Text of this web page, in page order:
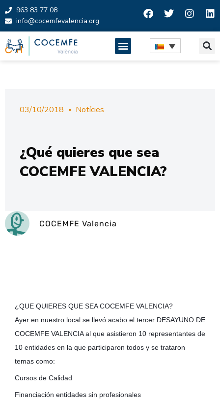
Skip
to
content
963 83 77 08
info@cocemfevalencia.org
03/10/2018 Notícies
¿Qué quieres que sea
COCEMFE VALENCIA?
COCEMFE Valencia
¿QUE QUIERES QUE SEA COCEMFE VALENCIA?
Ayer en nuestro local se llevó acabo el tercer DESAYUNO DE
COCEMFE VALENCIA al que asistieron 10 representantes de
10 entidades en la que participaron todos y se trataron
temas como:
Cursos de Calidad
Financiación entidades sin profesionales